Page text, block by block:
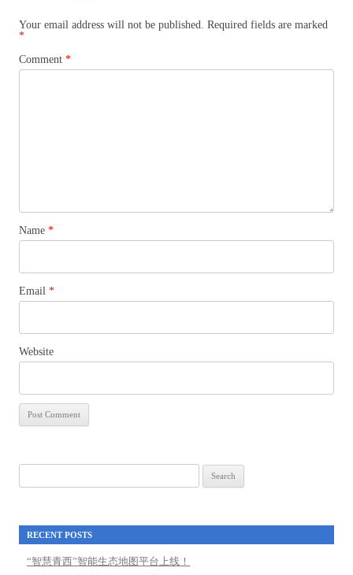
Your email address will not be published. Required fields are marked
*
Comment *
Name *
Email *
Website
for:
RECENT POSTS
“智慧青西”智能生态地图平台上线！